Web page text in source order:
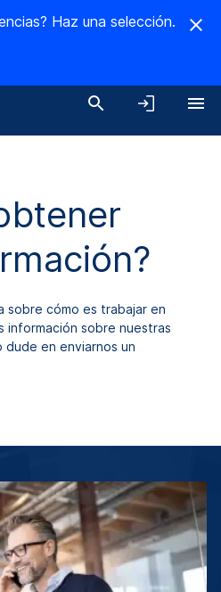
Haz una selección.
sobre cómo es trabajar en
información sobre nuestras
en enviarnos un